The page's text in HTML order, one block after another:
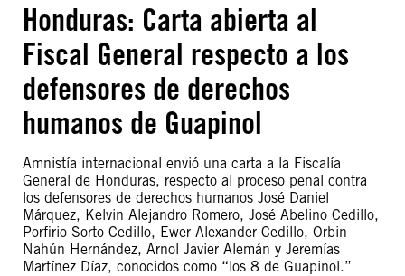
Honduras: Carta abierta al
Fiscal General respecto a los
defensores de derechos
humanos de Guapinol
Amnistía internacional envió una carta a la Fiscalía
General de Honduras, respecto al proceso penal contra
los defensores de derechos humanos José Daniel
Márquez, Kelvin Alejandro Romero, José Abelino Cedillo,
Porfirio Sorto Cedillo, Ewer Alexander Cedillo, Orbin
Nahún Hernández, Arnol Javier Alemán y Jeremías
Martínez Díaz, conocidos como “los 8 de Guapinol.”